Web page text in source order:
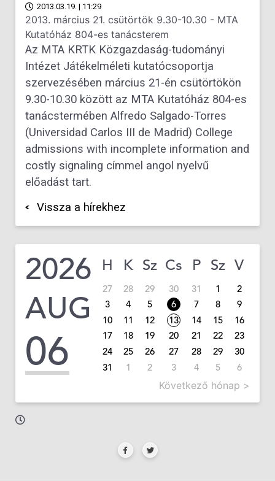
2013.03.19. | 11:29
2013. március 21. csütörtök 9.30-10.30 - MTA
Kutatóház 804-es tanácsterem
Az MTA KRTK Közgazdaság-tudományi
Intézet Játékelméleti kutatócsoportja
szervezésében március 21-én csütörtökön
9.30-10.30 között az MTA Kutatóház 804-es
tanácstermében Alfredo Salgado-Torres
(Universidad Carlos III de Madrid) College
admissions with incomplete information and
costly signaling címmel angol nyelvű
előadást tart.
Vissza a hírekhez
2026
AUG
06
H K Sz Cs P Sz V
27 28 29 30 31 1
2
3
4 5 6 7 8
9
10
11 12 13 14 15
16
17
18 19 20 21 22
23
24
25 26 27 28 29
30
31
1 2 3 4 5 6
Következő hónap >